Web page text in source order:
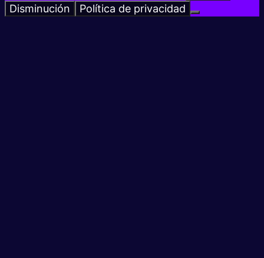
Disminución
Política de privacidad